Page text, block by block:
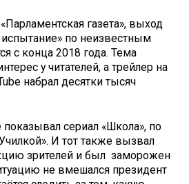
«Парламентская газета», выход
по неизвестным
с конца 2018 года. Тема
у читателей, а трейлер на
набрал десятки тысяч
сериал «Школа», по
И тот также вызвал
зрителей и был заморожен
не вмешался президент